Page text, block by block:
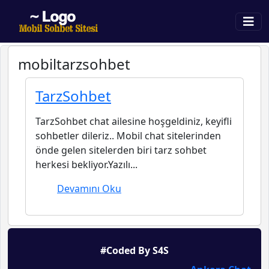
mobiltarzsohbet
TarzSohbet
TarzSohbet chat ailesine hoşgeldiniz, keyifli
sohbetler dileriz.. Mobil chat sitelerinden
önde gelen sitelerden biri tarz sohbet
herkesi bekliyor.Yazılı...
Devamını Oku
#Coded By S4S